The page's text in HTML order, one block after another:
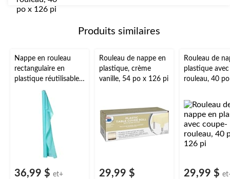
Produits similaires
Nappe en rouleau
rectangulaire en
plastique réutilisable,
très long, couleurs
variées, 40 x 250 pi,
pour Noël, Action de
grâce, jour de l'An,
anniversaire
36,99 $ et+
Rouleau de nappe en
plastique, crème
vanille, 54 po x 126 pi
29,99 $
Rouleau de
plastique
rouleau, 40
29,99 $